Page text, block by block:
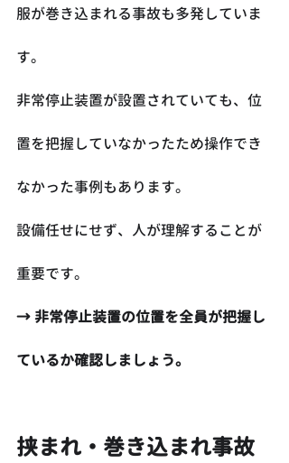
服が巻き込まれる事故も多発していま
す。
非常停止装置が設置されていても、位
置を把握していなかったため操作でき
なかった事例もあります。
設備任せにせず、人が理解することが
重要です。
→ 非常停止装置の位置を全員が把握し
ているか確認しましょう。
挟まれ・巻き込まれ事故